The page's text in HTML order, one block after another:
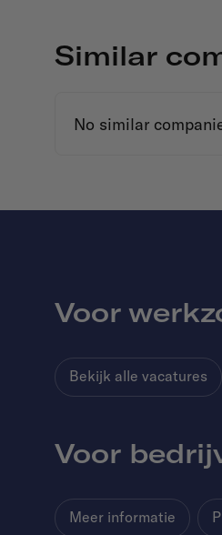
Similar
No similar
Voor
Bekijk alle vacatures
Voor
Meer informatie